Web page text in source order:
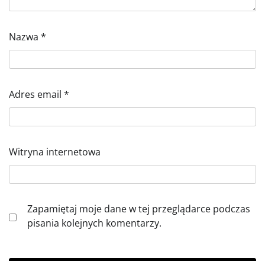
Nazwa *
Adres email *
Witryna internetowa
Zapamiętaj moje dane w tej przeglądarce podczas
pisania kolejnych komentarzy.